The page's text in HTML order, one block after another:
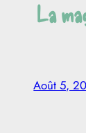
La
Août 5,